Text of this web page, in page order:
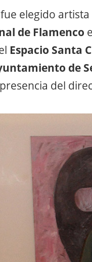
fue elegido
de Flamenco
Espacio Santa
de
del